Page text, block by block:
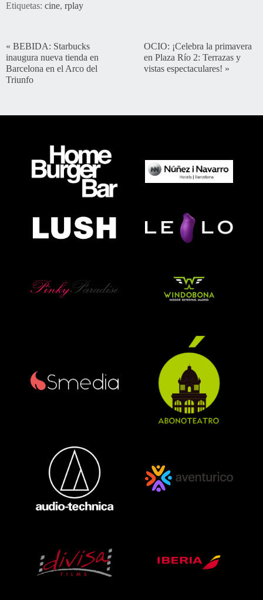
Etiquetas: cine, rplay
« BEBIDA: Starbucks
inaugura nueva tienda en
Barcelona en el Arco del
Triunfo
OCIO: ¡Celebra la primavera
en Plaza Río 2: Terrazas y
vistas espectaculares! »